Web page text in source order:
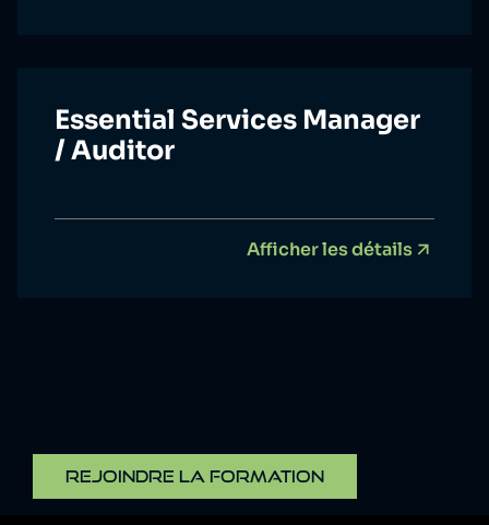
Essential Services Manager
/ Auditor
Afficher les détails
REJOINDRE LA FORMATION